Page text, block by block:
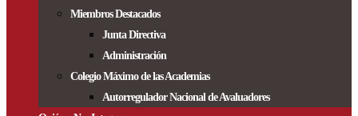
Miembros Destacados
Junta Directiva
Administración
Colegio Máximo de las Academias
Autorregulador Nacional de Avaluadores